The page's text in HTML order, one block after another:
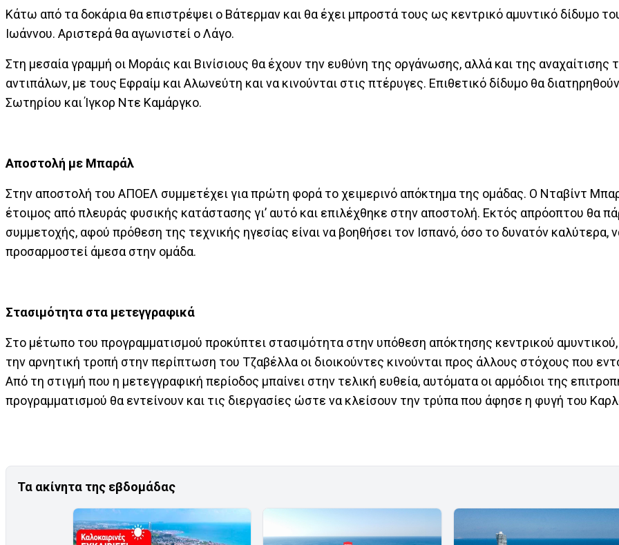
Κάτω από τα δοκάρια θα επιστρέψει ο Βάτερμαν και θα έχει μπροστά τους ως κεντρικό αμυντικό δίδυμο
Ιωάννου. Αριστερά θα αγωνιστεί ο Λάγο.
Στη μεσαία γραμμή οι Μοράις και Βινίσιους θα έχουν την ευθύνη της οργάνωσης, αλλά και της αναχαίτισης
αντιπάλων, με τους Εφραίμ και Αλωνεύτη και να κινούνται στις πτέρυγες. Επιθετικό δίδυμο θα
Σωτηρίου και Ίγκορ Ντε Καμάργκο.
Αποστολή με Μπαράλ
Στην αποστολή του ΑΠΟΕΛ συμμετέχει για πρώτη φορά το χειμερινό απόκτημα της ομάδας. Ο Νταβίντ
έτοιμος από πλευράς φυσικής κατάστασης γι’ αυτό και επιλέχθηκε στην αποστολή. Εκτός απρόοπτου θα
συμμετοχής, αφού πρόθεση της τεχνικής ηγεσίας είναι να βοηθήσει τον Ισπανό, όσο το δυνατόν καλύτερα,
προσαρμοστεί άμεσα στην ομάδα.
Στασιμότητα στα μετεγγραφικά
Στο μέτωπο του προγραμματισμού προκύπτει στασιμότητα στην υπόθεση απόκτησης κεντρικού
την αρνητική τροπή στην περίπτωση του Τζαβέλλα οι διοικούντες κινούνται προς άλλους στόχους που
Από τη στιγμή που η μετεγγραφική περίοδος μπαίνει στην τελική ευθεία, αυτόματα οι αρμόδιοι της
προγραμματισμού θα εντείνουν και τις διεργασίες ώστε να κλείσουν την τρύπα που άφησε η φυγή του
Τα ακίνητα της εβδομάδας